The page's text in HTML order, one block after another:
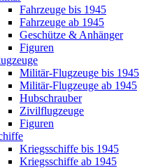
Fahrzeuge bis 1945
Fahrzeuge ab 1945
Geschütze & Anhänger
Figuren
Militär-Flugzeuge bis 1945
Militär-Flugzeuge ab 1945
Hubschrauber
Zivilflugzeuge
Figuren
Kriegsschiffe bis 1945
Kriegsschiffe ab 1945